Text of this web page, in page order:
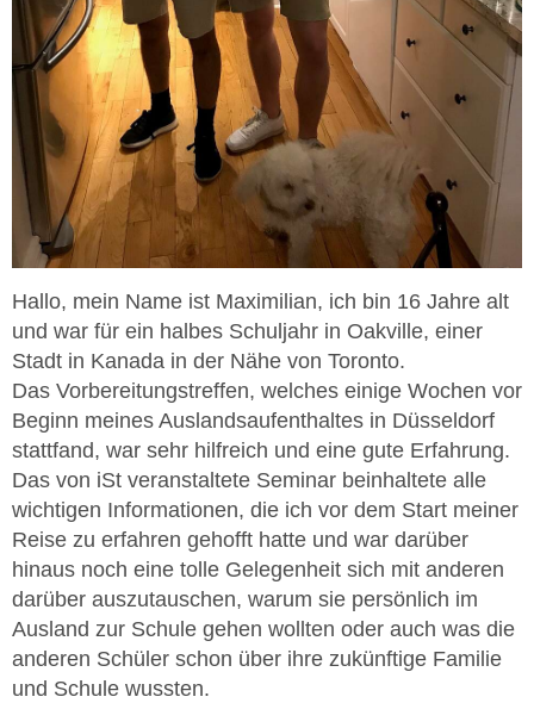
Hallo, mein Name ist Maximilian, ich bin 16 Jahre alt
und war für ein halbes Schuljahr in Oakville, einer
Stadt in Kanada in der Nähe von Toronto.
Das Vorbereitungstreffen, welches einige Wochen vor
Beginn meines Auslandsaufenthaltes in Düsseldorf
stattfand, war sehr hilfreich und eine gute Erfahrung.
Das von iSt veranstaltete Seminar beinhaltete alle
wichtigen Informationen, die ich vor dem Start meiner
Reise zu erfahren gehofft hatte und war darüber
hinaus noch eine tolle Gelegenheit sich mit anderen
darüber auszutauschen, warum sie persönlich im
Ausland zur Schule gehen wollten oder auch was die
anderen Schüler schon über ihre zukünftige Familie
und Schule wussten.